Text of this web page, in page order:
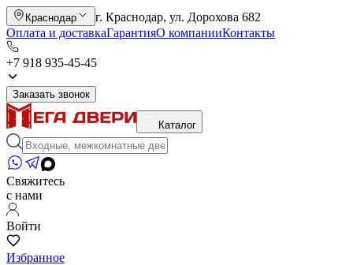
Краснодар
г. Краснодар, ул. Дорохова 682
Оплата и доставкаГарантияО компанииКонтакты
+7 918 935-45-45
Заказать звонок
Каталог
Свяжитесь
с нами
Войти
Избранное